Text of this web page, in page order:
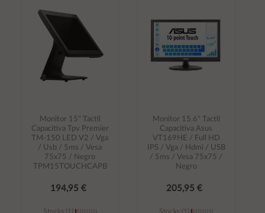
carrito
Monitor 15" Tactil
Capacitiva Tpv Premier
TM-150 LED V2 / Vga
/ Usb / 5ms / Vesa
75x75 / Negro
TPM15TOUCHCAPB
194,95 €
Stocks (1)
Monitor 15.6" Tactil
Capacitiva Asus
VT169HE / Full HD
IPS / Vga / Hdmi / USB
/ 5ms / Vesa 75x75 /
Negro
205,95 €
Stocks (1)